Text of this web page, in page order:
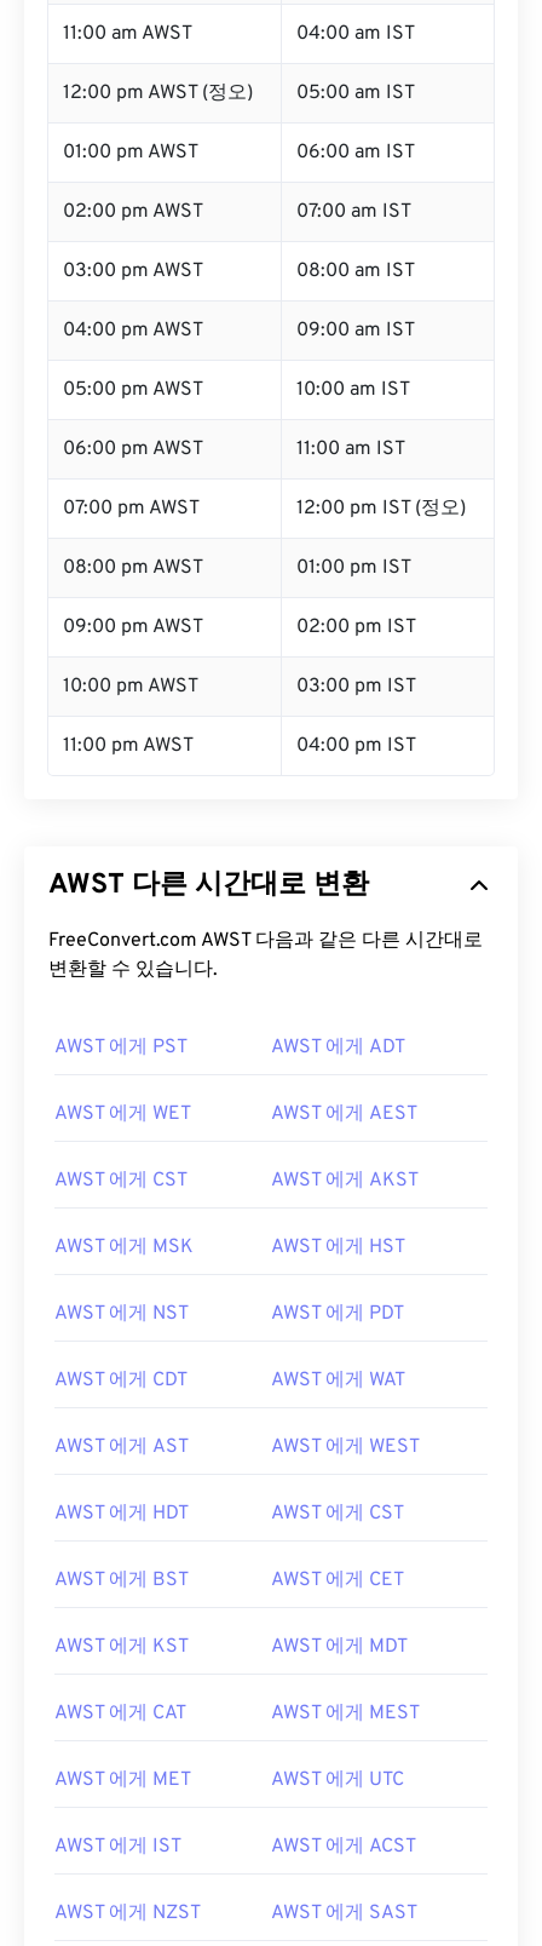
11:00 am AWST 04:00 am IST
12:00 pm AWST (정오) 05:00 am IST
01:00 pm AWST 06:00 am IST
02:00 pm AWST 07:00 am IST
03:00 pm AWST 08:00 am IST
04:00 pm AWST 09:00 am IST
05:00 pm AWST 10:00 am IST
06:00 pm AWST 11:00 am IST
07:00 pm AWST 12:00 pm IST (정오)
08:00 pm AWST 01:00 pm IST
09:00 pm AWST 02:00 pm IST
10:00 pm AWST 03:00 pm IST
11:00 pm AWST 04:00 pm IST
AWST 다른 시간대로 변환
FreeConvert.com AWST 다음과 같은 다른 시간대로
변환할 수 있습니다.
AWST 에게 PST AWST 에게 ADT
AWST 에게 WET AWST 에게 AEST
AWST 에게 CST AWST 에게 AKST
AWST 에게 MSK AWST 에게 HST
AWST 에게 NST AWST 에게 PDT
AWST 에게 CDT AWST 에게 WAT
AWST 에게 AST AWST 에게 WEST
AWST 에게 HDT AWST 에게 CST
AWST 에게 BST AWST 에게 CET
AWST 에게 KST AWST 에게 MDT
AWST 에게 CAT AWST 에게 MEST
AWST 에게 MET AWST 에게 UTC
AWST 에게 IST AWST 에게 ACST
AWST 에게 NZST AWST 에게 SAST